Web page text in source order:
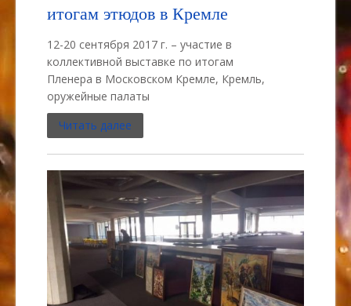
итогам этюдов в Кремле
12-20 сентября 2017 г. – участие в
коллективной выставке по итогам
Пленера в Московском Кремле, Кремль,
оружейные палаты
Читать далее